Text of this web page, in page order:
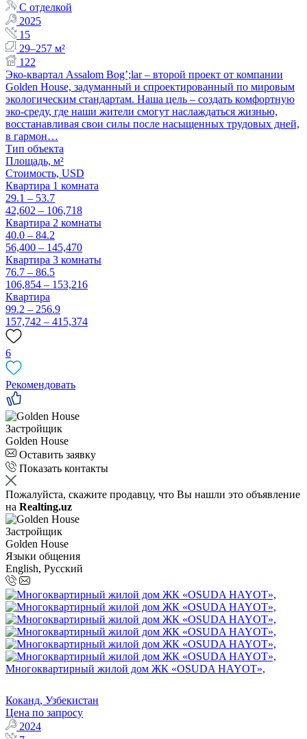
С отделкой
2025
15
29–257 м²
122
Эко-квартал Assalom Bog’;lar – второй проект от компании
Golden House, задуманный и спроектированный по мировым
экологическим стандартам. Наша цель – создать комфортную
эко-среду, где наши жители смогут наслаждаться жизнью,
восстанавливая свои силы после насыщенных трудовых дней,
в гармон…
Тип объекта
Площадь, м²
Стоимость, USD
Квартира 1 комната
29.1 – 53.7
42,602 – 106,718
Квартира 2 комнаты
40.0 – 84.2
56,400 – 145,470
Квартира 3 комнаты
76.7 – 86.5
106,854 – 153,216
Квартира
99.2 – 256.9
157,742 – 415,374
6
Рекомендовать
Застройщик
Golden House
Оставить заявку
Показать контакты
Пожалуйста, скажите продавцу, что Вы нашли это объявление
на Realting.uz
Застройщик
Golden House
Языки общения
English, Русский
Многоквартирный жилой дом ЖК «OSUDA HAYOT»,
Коканд, Узбекистан
Цена по запросу
2024